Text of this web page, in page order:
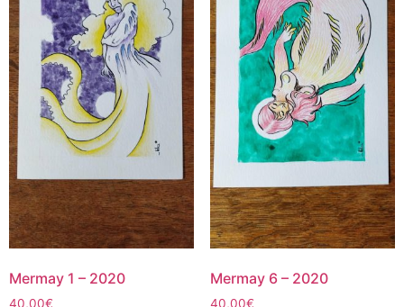
Mermay 1 – 2020
40,00€
Mermay 6 – 2020
40,00€